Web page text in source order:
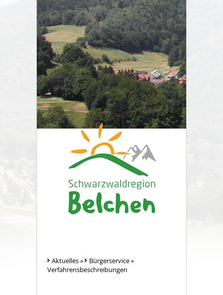
Aktuelles» Bürgerservice»
Verfahrensbeschreibungen